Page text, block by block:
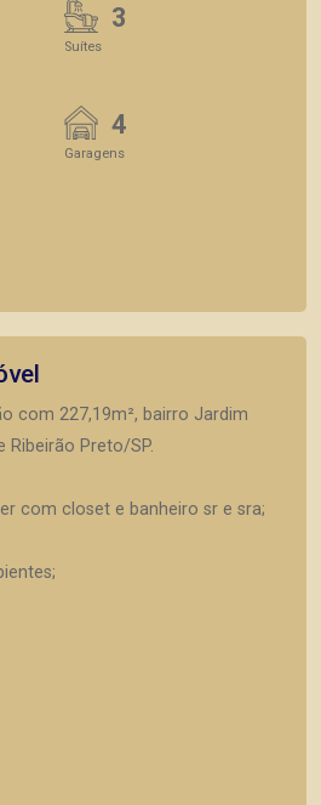
3
Suítes
4
Garagens
com 227,19m², bairro Jardim
Ribeirão Preto/SP.
com closet e banheiro sr e sra;